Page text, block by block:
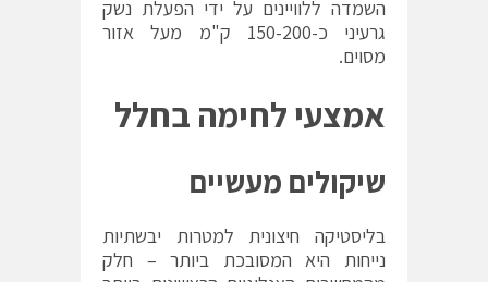
השמדה ללוויינים על ידי הפעלת נשק
גרעיני כ-150-200 ק"מ מעל אזור
מסוים.
אמצעי לחימה בחלל
שיקולים מעשיים
בליסטיקה חיצונית למטרות יבשתיות
נייחות היא המסובכת ביותר – חלק